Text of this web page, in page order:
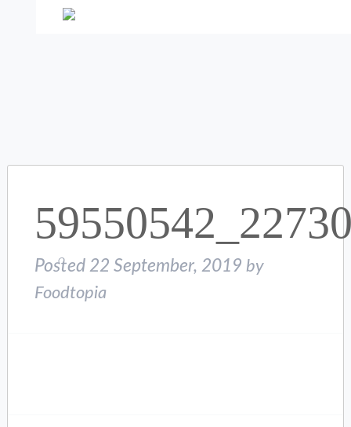
Posted 22 September, 2019 by
Foodtopia